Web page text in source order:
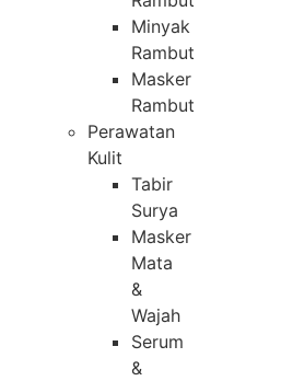
Minyak
Rambut
Masker
Rambut
Perawatan
Kulit
Tabir
Surya
Masker
Mata
&
Wajah
Serum
&